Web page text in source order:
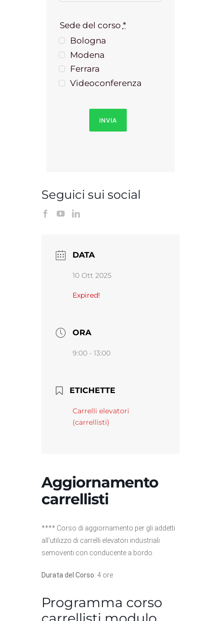
Sede del corso *
Bologna
Modena
Ferrara
Videoconferenza
INVIA
Seguici sui social
DATA
10 Ott 2025
Expired!
ORA
9:00 - 13:00
ETICHETTE
Carrelli elevatori
(carrellisti)
Aggiornamento
carrellisti
**** Corso di aggiornamento per gli addetti
all’utilizzo di carrelli elevatori industriali
semoventi con conducente a bordo.
Durata del Corso: 4 ore
Programma corso